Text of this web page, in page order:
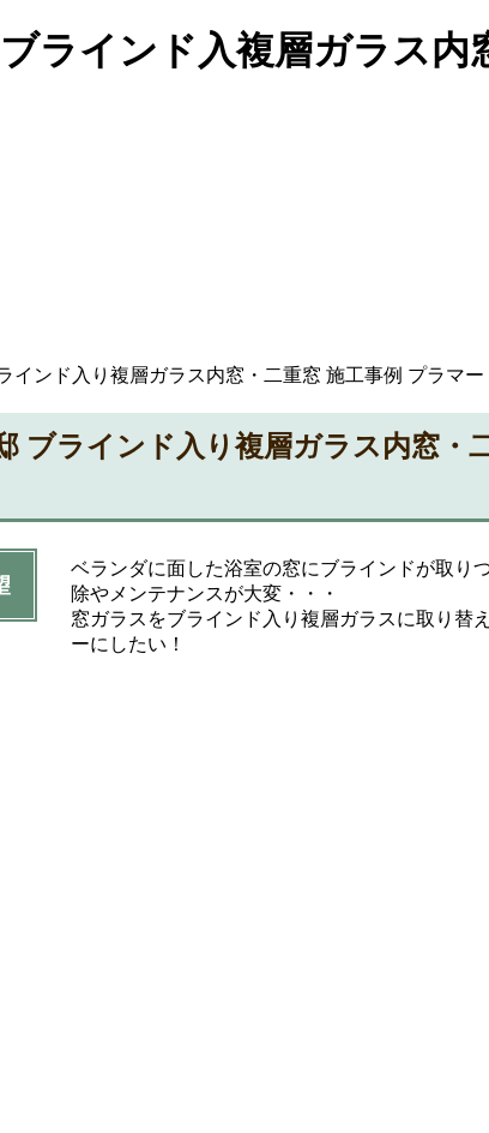
ラインド入複層ガラス内
インド入り複層ガラス内窓・二重窓 施工事例 プラマー
ブラインド入り複層ガラス内窓・
ベランダに面した浴室の窓にブラインドが取り
除やメンテナンスが大変・・・
窓ガラスをブラインド入り複層ガラスに取り替
ーにしたい！